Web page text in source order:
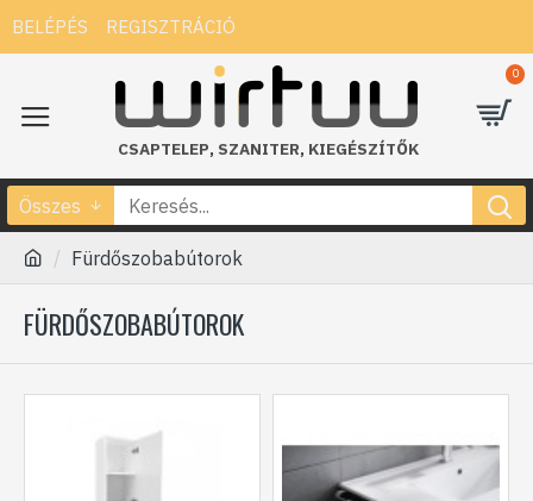
BELÉPÉS REGISZTRÁCIÓ
CSAPTELEP, SZANITER, KIEGÉSZÍTŐK
0
Összes
Fürdőszobabútorok
FÜRDŐSZOBABÚTOROK